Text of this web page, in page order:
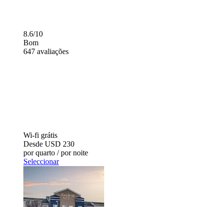
8.6/10
Bom
647 avaliações
Wi-fi grátis
Desde USD 230
por quarto / por noite
Seleccionar